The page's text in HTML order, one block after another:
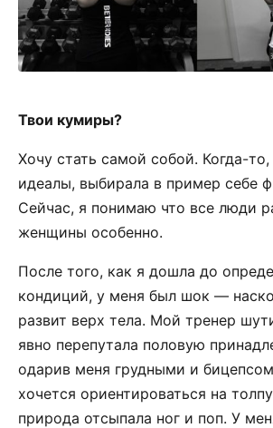
Твои кумиры?
Хочу стать самой собой. Когда-то,
идеалы, выбирала в пример себе
Сейчас, я понимаю что все люди
женщины особенно.
После того, как я дошла до
кондиций, у меня был шок —
развит верх тела. Мой тренер
явно перепутала половую
одарив меня грудными и
хочется ориентироваться на
природа отсыпала ног и поп. У